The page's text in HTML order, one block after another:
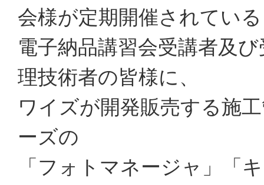
会様が定期開催されている
電子納品講習会受講者及
理技術者の皆様に、
ワイズが開発販売する施
ーズの
「フォトマネージャ」「